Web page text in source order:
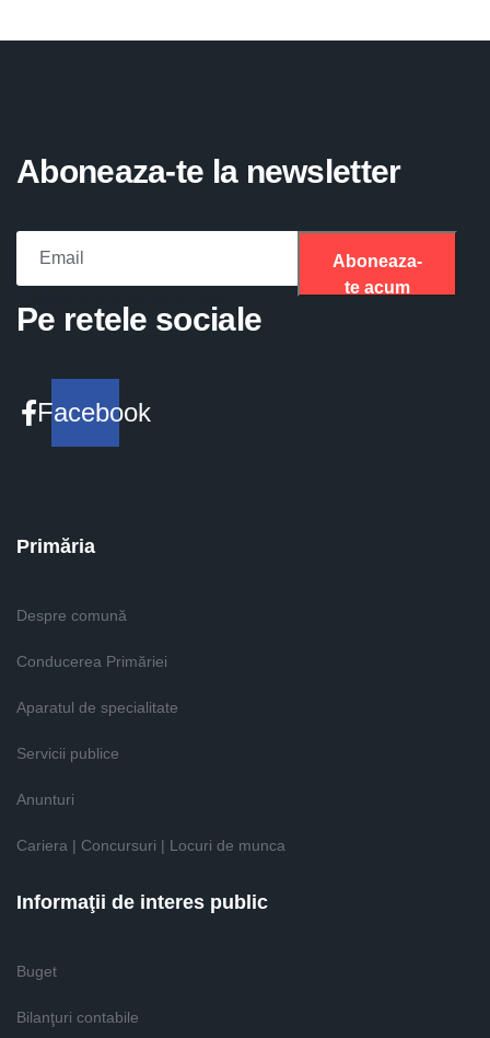
Aboneaza-te la newsletter
Aboneaza-
te acum
Pe retele sociale
Facebook
Primăria
Despre comună
Conducerea Primăriei
Aparatul de specialitate
Servicii publice
Anunturi
Cariera | Concursuri | Locuri de munca
Informaţii de interes public
Buget
Bilanţuri contabile